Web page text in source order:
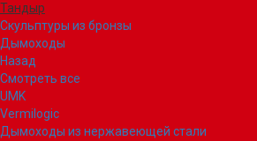
Тандыр
Скульптуры из бронзы
Дымоходы
Назад
Смотреть все
UMK
Vermilogic
Дымоходы из нержавеющей стали